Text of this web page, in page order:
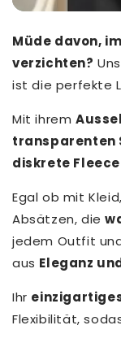
Müde davon,
verzichten?
ist die perfekte
Mit ihrem
transparenten
diskrete
Egal ob mit
Absätzen, die
jedem Outfit
aus Eleganz
Ihr
Flexibilität,